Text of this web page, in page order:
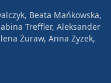
Beata Mańkowska,
Treffler, Aleksander
Żuraw, Anna Zyzek,